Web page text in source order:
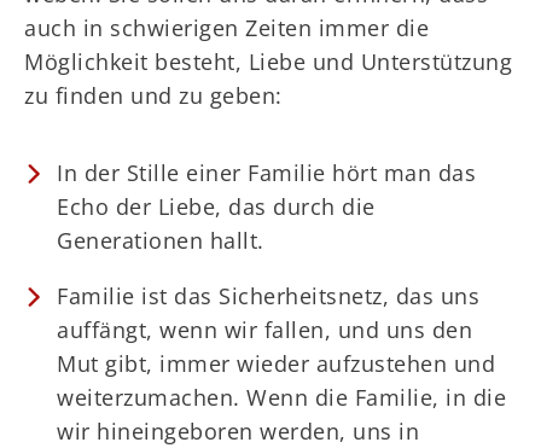
auch in schwierigen Zeiten immer die
Möglichkeit besteht, Liebe und Unterstützung
zu finden und zu geben:
In der Stille einer Familie hört man das
Echo der Liebe, das durch die
Generationen hallt.
Familie ist das Sicherheitsnetz, das uns
auffängt, wenn wir fallen, und uns den
Mut gibt, immer wieder aufzustehen und
weiterzumachen. Wenn die Familie, in die
wir hineingeboren werden, uns in